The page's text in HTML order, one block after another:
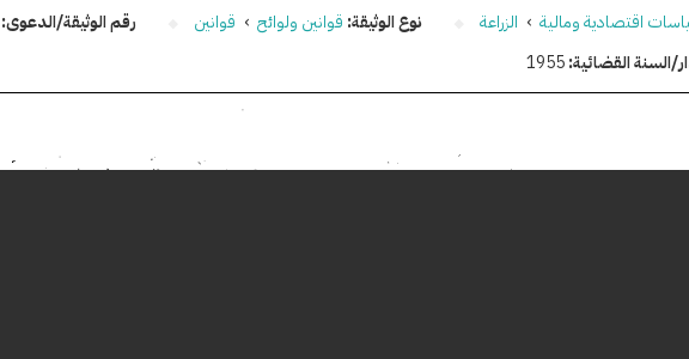
اقتصادية ومالية › الزراعة نوع الوثيقة: قوانين ولوائح › قوانين رقم الوثيقة/الدعوى:
السنة القضائية:1955